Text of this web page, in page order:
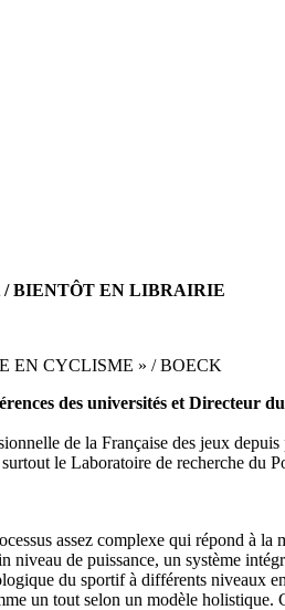
/ BIENTÔT EN LIBRAIRIE
EN CYCLISME » / BOECK
des universités et Directeur
de la Française des jeux
le Laboratoire de recherche du
assez complexe qui répond à
de puissance, un système
du sportif à différents niveaux
un tout selon un modèle holistique.